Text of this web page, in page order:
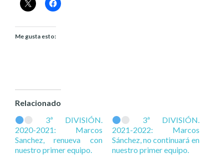
Me gusta esto:
Relacionado
3ª DIVISIÓN.
2020-2021: Marcos
Sanchez, renueva con
nuestro primer equipo.
3ª DIVISIÓN.
2021-2022: Marcos
Sánchez, no continuará en
nuestro primer equipo.